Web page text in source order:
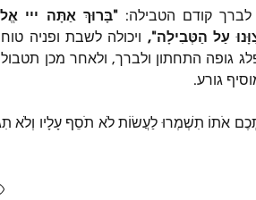
לברך קודם הטבילה:
עַל הַטְּבִילָה",
גורע.